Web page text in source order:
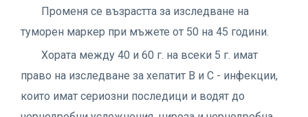
Променя се възрастта за изследване на
туморен маркер при мъжете от 50 на 45 години.
Хората между 40 и 60 г. на всеки 5 г. имат
право на изследване за хепатит B и С - инфекции,
които имат сериозни последици и водят до